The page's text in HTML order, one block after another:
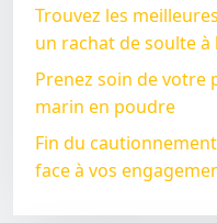
Trouvez les
un rachat de soulte
Prenez soin de votre
marin en poudre
Fin du
face à vos